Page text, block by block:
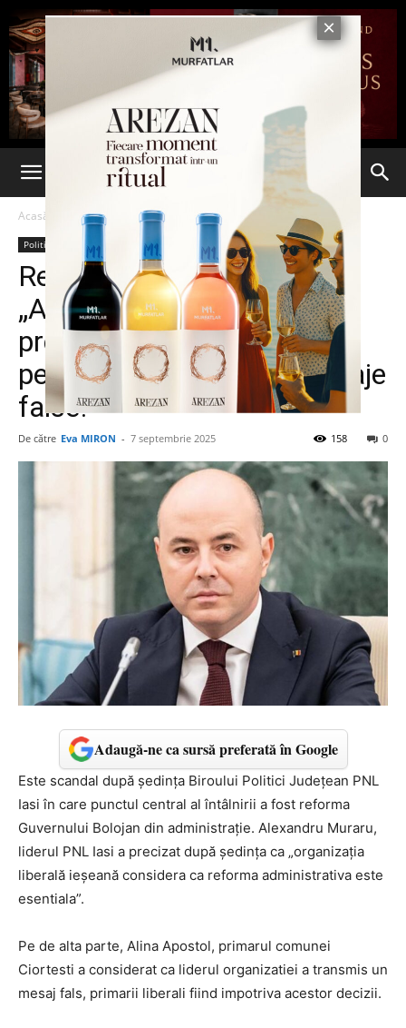
Acasă Politic
Politic Stiri din Iasi Ultima oră
Revolta în PNL Iași:
„Alexandru Muraru se
preocupă de propria
persoană și transmite mesaje
false!”
De către Eva MIRON - 7 septembrie 2025 0
158
Adaugă-ne ca sursă preferată în Google
Este scandal după ședința Biroului Politici Județean PNL
Iasi în care punctul central al întâlnirii a fost reforma
Guvernului Bolojan din administrație. Alexandru Muraru,
liderul PNL Iasi a precizat după ședința ca „organizația
liberală ieșeană considera ca reforma administrativa este
esentiala”.
Pe de alta parte, Alina Apostol, primarul comunei
Ciortesti a considerat ca liderul organizatiei a transmis un
mesaj fals, primarii liberali fiind impotriva acestor decizii.